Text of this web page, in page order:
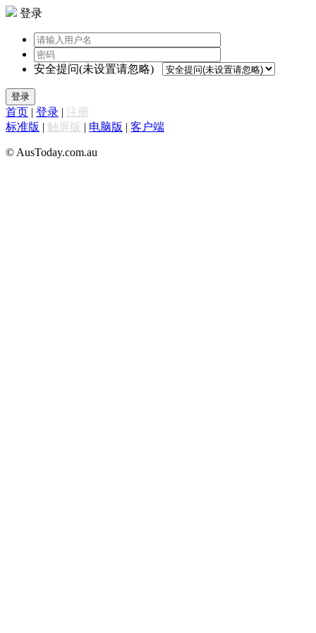
登录
安全提问(未设置请忽略)
登录
首页 | 登录 | 注册
标准版 | 触屏版 | 电脑版 | 客户端
© AusToday.com.au